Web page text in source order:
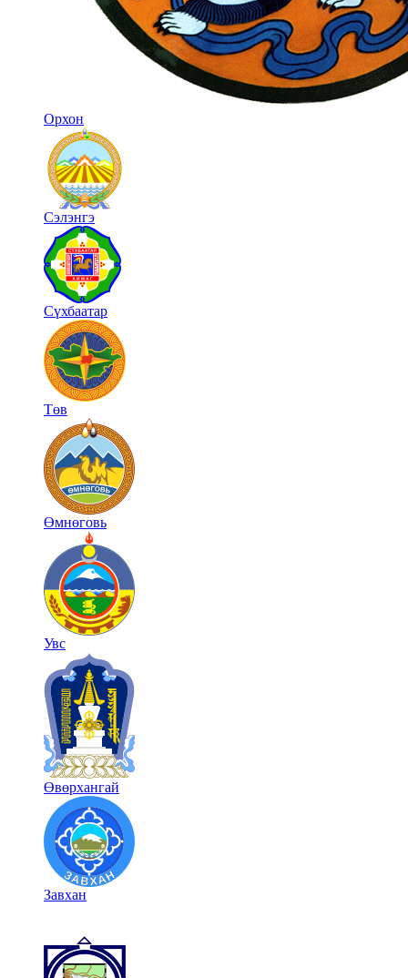
Орхон
Сэлэнгэ
Сүхбаатар
Төв
Өмнөговь
Увс
Өвөрхангай
Завхан